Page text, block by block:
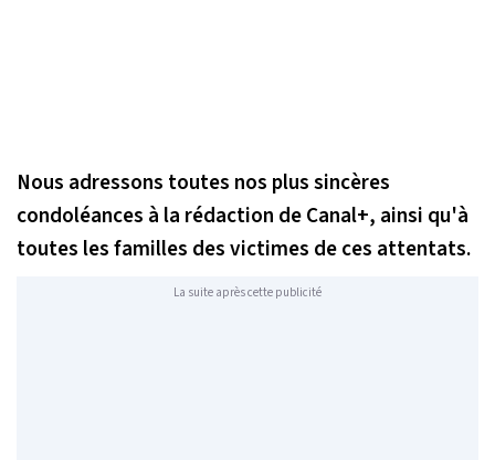
Nous adressons toutes nos plus sincères
condoléances à la rédaction de Canal+, ainsi qu'à
toutes les familles des victimes de ces attentats.
La suite après cette publicité